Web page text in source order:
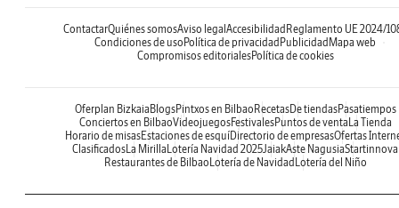
ContactarQuiénes somosAviso legal Accesibilidad Reglamento UE 2024/
Condiciones de uso Política de privacidad Publicidad Mapa web
Compromisos editorialesPolítica de cookies
Oferplan Bizkaia BlogsPintxos en Bilbao RecetasDe tiendasPasatiempos
Conciertos en BilbaoVideojuegosFestivalesPuntos de venta La Tienda
Horario de misasEstaciones de esquíDirectorio de empresasOfertas
ClasificadosLa Mirilla Lotería Navidad 2025JaiakAste NagusiaStartinnova
Restaurantes de Bilbao Lotería de Navidad Lotería del Niño